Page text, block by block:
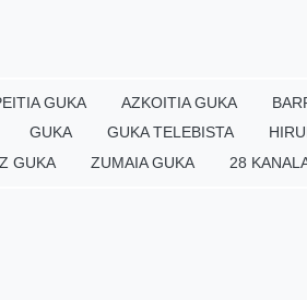
GUKA AZKOITIA GUKA
GUKA
GUKA TELEBISTA
GUKA
ZUMAIA GUKA 28